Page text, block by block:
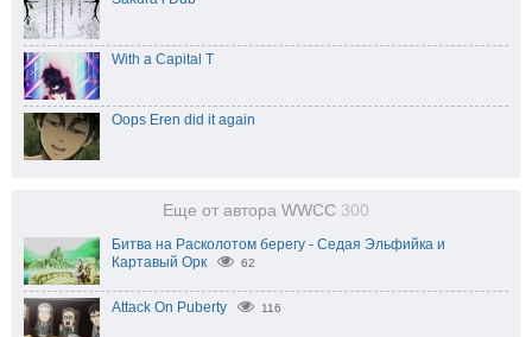
With a Capital T
Oops Eren did it again
Еще от автора WWCC 300
Битва на Расколотом берегу - Седая Эльфийка и
Картавый Орк
62
Attack On Puberty 116